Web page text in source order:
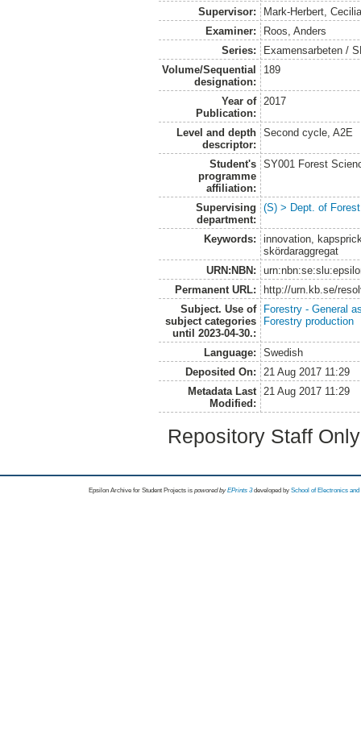
Supervisor:
Mark-Herbert,
Examiner:
Roos, Anders
Series:
Examensarbeten /
Volume/Sequential
designation:
189
Year of
Publication:
2017
Level and depth
descriptor:
Second cycle, A2E
Student's
programme
affiliation:
SY001 Forest
Supervising
department:
(S) > Dept. of
Keywords:
innovation,
skördaraggregat
URN:NBN:
Permanent URL:
http://urn.kb.se/
Subject. Use of
subject categories
until 2023-04-30.:
Forestry - General
Forestry production
Language:
Swedish
Deposited On:
21 Aug 2017 11:29
Metadata Last
Modified:
21 Aug 2017 11:29
Repository Staff
Epsilon Archive for Student Projects is powored byEPrints 3 developed by School of Electronics